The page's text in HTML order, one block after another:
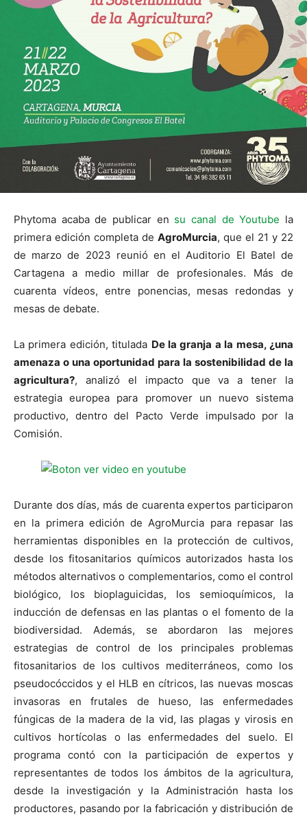
Phytoma acaba de publicar en su canal de Youtube la
primera edición completa de AgroMurcia, que el 21 y 22
de marzo de 2023 reunió en el Auditorio El Batel de
Cartagena a medio millar de profesionales. Más de
cuarenta vídeos, entre ponencias, mesas redondas y
mesas de debate.
La primera edición, titulada De la granja a la mesa, ¿una
amenaza o una oportunidad para la sostenibilidad de la
agricultura?, analizó el impacto que va a tener la
estrategia europea para promover un nuevo sistema
productivo, dentro del Pacto Verde impulsado por la
Comisión.
Durante dos días, más de cuarenta expertos participaron
en la primera edición de AgroMurcia para repasar las
herramientas disponibles en la protección de cultivos,
desde los fitosanitarios químicos autorizados hasta los
métodos alternativos o complementarios, como el control
biológico, los bioplaguicidas, los semioquímicos, la
inducción de defensas en las plantas o el fomento de la
biodiversidad. Además, se abordaron las mejores
estrategias de control de los principales problemas
fitosanitarios de los cultivos mediterráneos, como los
pseudocóccidos y el HLB en cítricos, las nuevas moscas
invasoras en frutales de hueso, las enfermedades
fúngicas de la madera de la vid, las plagas y virosis en
cultivos hortícolas o las enfermedades del suelo. El
programa contó con la participación de expertos y
representantes de todos los ámbitos de la agricultura,
desde la investigación y la Administración hasta los
productores, pasando por la fabricación y distribución de